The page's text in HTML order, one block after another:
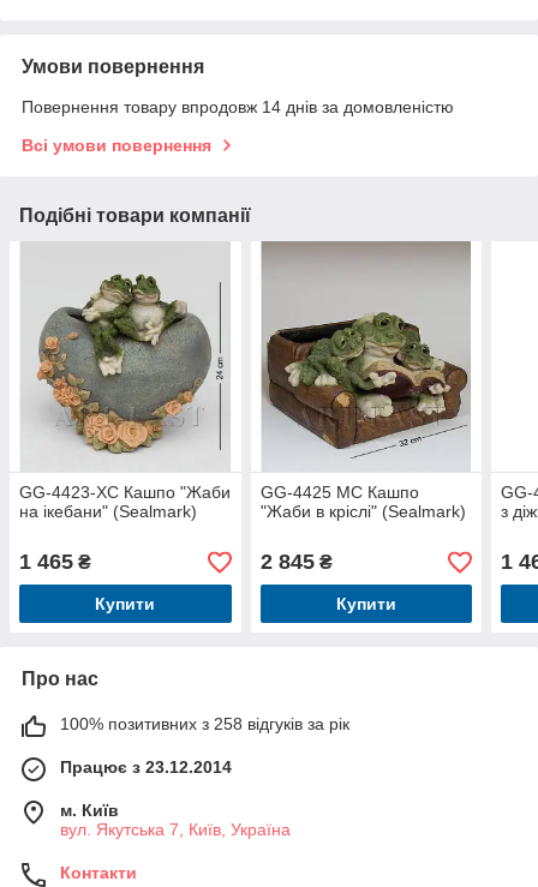
Умови повернення
Повернення товару впродовж 14 днів за домовленістю
Всі умови повернення
Подібні товари компанії
GG-4423-XC Кашпо "Жаби
на ікебани" (Sealmark)
1 465 ₴
Купити
GG-4425 MC Кашпо
"Жаби в кріслі" (Sealmark)
2 845₴
Купити
з
1
Про нас
100% позитивних з 258 відгуків за рік
Працює з 23.12.2014
м. Київ
вул. Якутська 7, Київ, Україна
Контакти